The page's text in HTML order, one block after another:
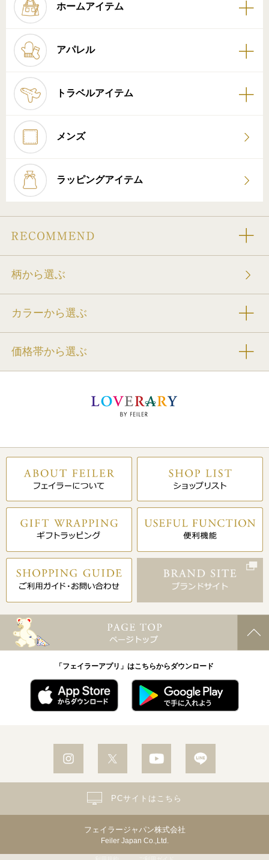
ホームアイテム
アパレル
トラベルアイテム
メンズ
ラッピングアイテム
柄から選ぶ
カラーから選ぶ
価格帯から選ぶ
「フェイラーアプリ」はこちらからダウンロード
フェイラージャパン株式会社
Feiler Japan Co.,Ltd.
PCサイトはこちら